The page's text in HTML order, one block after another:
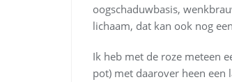
oogschaduwbasis,
lichaam, dat kan ook nog
Ik heb met de roze meteen
pot) met daarover heen een